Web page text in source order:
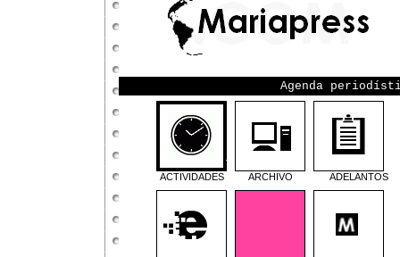
Agenda
ACTIVIDADES ARCHIVO ADELANTOS